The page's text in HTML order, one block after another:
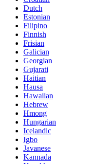
Dutch
Estonian
Filipino
Finnish
Frisian
Galician
Georgian
Gujarati
Haitian
Hausa
Hawaiian
Hebrew
Hmong
Hungarian
Icelandic
Igbo
Javanese
Kannada